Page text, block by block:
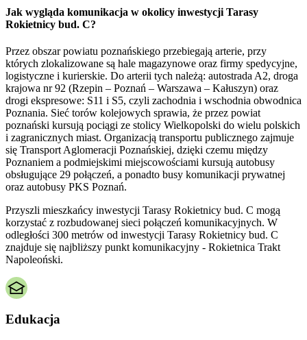
Jak wygląda komunikacja w okolicy inwestycji Tarasy
Rokietnicy bud. C?
Przez obszar powiatu poznańskiego przebiegają arterie, przy
których zlokalizowane są hale magazynowe oraz firmy spedycyjne,
logistyczne i kurierskie. Do arterii tych należą: autostrada A2, droga
krajowa nr 92 (Rzepin – Poznań – Warszawa – Kałuszyn) oraz
drogi ekspresowe: S11 i S5, czyli zachodnia i wschodnia obwodnica
Poznania. Sieć torów kolejowych sprawia, że przez powiat
poznański kursują pociągi ze stolicy Wielkopolski do wielu polskich
i zagranicznych miast. Organizacją transportu publicznego zajmuje
się Transport Aglomeracji Poznańskiej, dzięki czemu między
Poznaniem a podmiejskimi miejscowościami kursują autobusy
obsługujące 29 połączeń, a ponadto busy komunikacji prywatnej
oraz autobusy PKS Poznań.
Przyszli mieszkańcy inwestycji Tarasy Rokietnicy bud. C mogą
korzystać z rozbudowanej sieci połączeń komunikacyjnych. W
odległości 300 metrów od inwestycji Tarasy Rokietnicy bud. C
znajduje się najbliższy punkt komunikacyjny - Rokietnica Trakt
Napoleoński.
Edukacja